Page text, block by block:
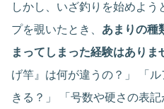
しかし、いざ釣りを始めよ
プを覗いたとき、 あまりの種
まってしまった経験はありま
げ竿』は何が違うの？」 「
きる？」 「号数や硬さの表